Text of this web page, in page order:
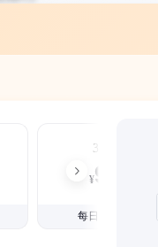
3个月
¥99
每日仅1.08元